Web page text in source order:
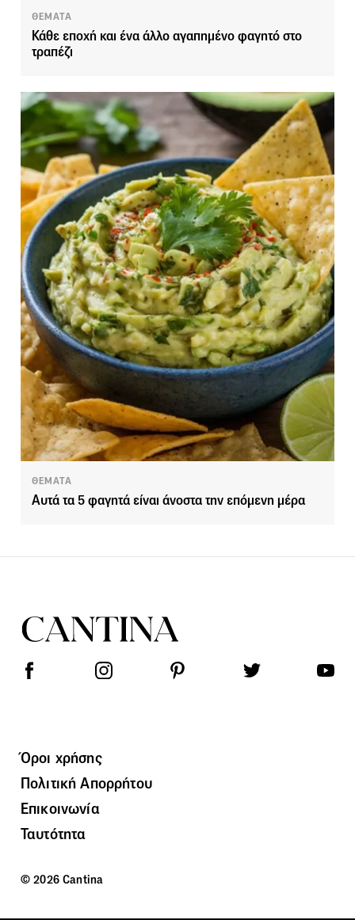
ΘΕΜΑΤΑ
Κάθε εποχή και ένα άλλο αγαπημένο φαγητό στο
τραπέζι
ΘΕΜΑΤΑ
Αυτά τα 5 φαγητά είναι άνοστα την επόμενη μέρα
Όροι χρήσης
Πολιτική Απορρήτου
Επικοινωνία
Ταυτότητα
© 2026 Cantina